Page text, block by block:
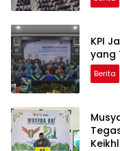
KPI
yang
Berita